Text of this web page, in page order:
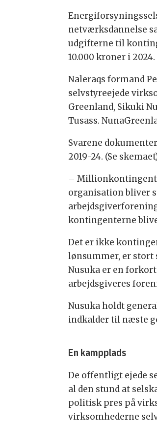
netværksdannelse
udgifterne til
10.000 kroner i 2024.
Naleraqs formand
selvstyreejede
Greenland, Sikuki
Tusass.
Svarene
2019-24. (Se
–
organisation bliver
kontingenterne
Det er ikke
lønsummer, er stort
Nusuka er en
arbejdsgiveres
Nusuka holdt
indkalder til næste
En kampplads
De offentligt ejede
al den stund at
politisk pres på
virksomhederne